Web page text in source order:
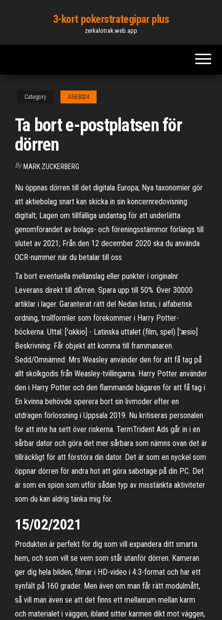
content
3-kort pokerstrategipar plus
zerkalotrak.web.app
Category Ali65024
Ta bort e-postplatsen för
dörren
By MARK ZUCKERBERG
Nu öppnas dörren till det digitala Europa; Nya taxonomier gör
att aktiebolag snart kan skicka in sin koncernredovisning
digitalt; Lagen om tillfälliga undantag för att underlätta
genomförandet av bolags- och föreningsstämmor förlängs till
slutet av 2021; Från den 12 december 2020 ska du använda
OCR-nummer när du betalar till oss
Ta bort eventuella mellanslag eller punkter i originalnr.
Leverans direkt till dÖrren. Spara upp till 50%. Över 30000
artiklar i lager. Garanterat rätt del Nedan listas, i alfabetisk
ordning, trollformler som förekommer i Harry Potter-
böckerna. Uttal: ['ɑkkio] - Latinska uttalet (film, spel) ['æsio]
Beskrivning: Får objekt att komma till frammanaren.
Sedd/Omnämnd: Mrs Weasley använder den för att få tag på
allt skolkgodis från Weasley-tvillingarna. Harry Potter använder
den i Harry Potter och den flammande bägaren för att få tag i
En kvinna behövde operera bort sin livmoder efter en
utdragen förlossning i Uppsala 2019. Nu kritiseras personalen
för att inte ha sett över riskerna. TermTrident Ads går in i en
sårbar dator och göra det mer sårbara som nämns ovan det är
tillräckligt för att förstöra din dator. Det är som en nyckel som
öppnar dörren för andra hot att göra sabotage på din PC. Det
är som en spion som utför sådan typ av misstänkta aktiviteter
som du kan aldrig tänka mig för.
15/02/2021
Produkten är perfekt för dig som vill expandera ditt smarta
hem, och som vill se vem som står utanför dörren. Kameran
ger dig hela bilden, filmar i HD-video i 4:3-format och har ett
synfält på 160 grader. Men även om man får rätt modulmått,
så vill man även se att det finns ett mellanrum mellan karm
och materialet i väggen, ibland sitter karmen dikt mot väggen,